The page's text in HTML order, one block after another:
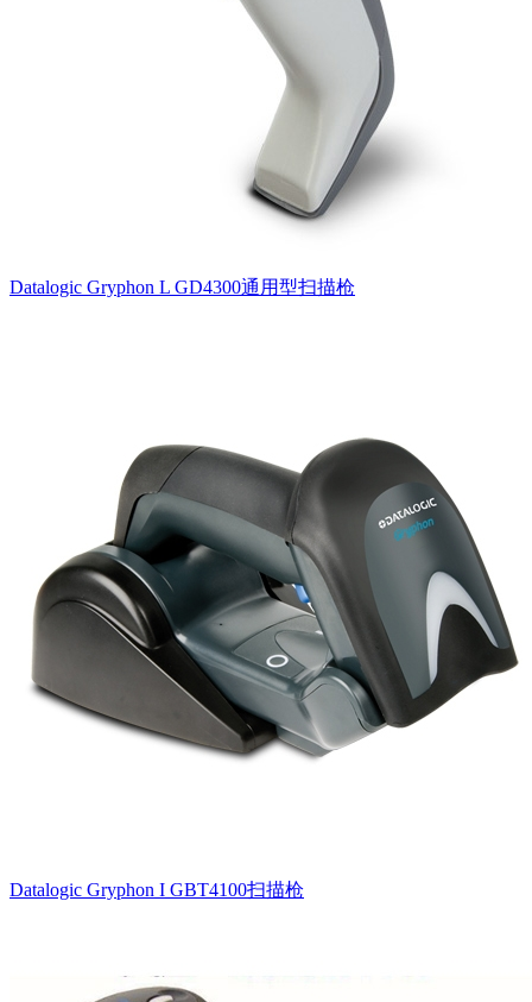
Datalogic Gryphon L GD4300通用型扫描枪
Datalogic Gryphon I GBT4100扫描枪